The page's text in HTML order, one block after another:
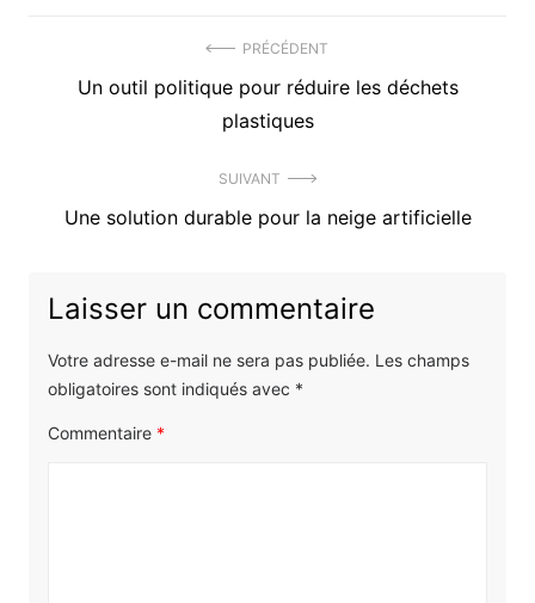
PRÉCÉDENT
Précédent
Un outil politique pour réduire les déchets
plastiques
SUIVANT
Article
Une solution durable pour la neige artificielle
Laisser un commentaire
Votre adresse e-mail ne sera pas publiée. Les champs
obligatoires sont indiqués avec *
Commentaire *